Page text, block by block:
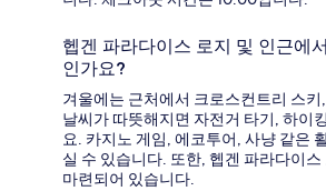
헵겐 파라다이스 로지 및 인근에
인가요?
겨울에는 근처에서 크로스컨트리 스
날씨가 따뜻해지면 자전거 타기, 하이
요. 카지노 게임, 에코투어, 사냥 같은
실 수 있습니다. 또한, 헵겐 파라다이
마련되어 있습니다.